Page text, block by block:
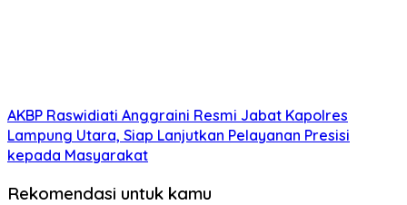
AKBP Raswidiati Anggraini Resmi Jabat Kapolres
Lampung Utara, Siap Lanjutkan Pelayanan Presisi
kepada Masyarakat
Rekomendasi untuk kamu